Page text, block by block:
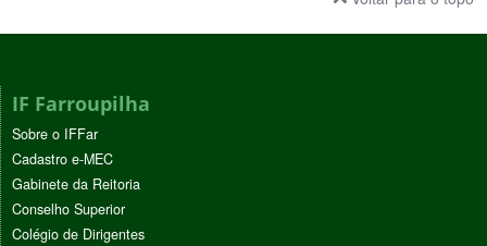
IF Farroupilha
Sobre o IFFar
Cadastro e-MEC
Gabinete da Reitoria
Conselho Superior
Colégio de Dirigentes